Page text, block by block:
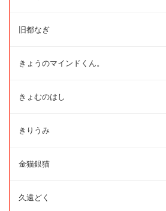
旧都なぎ
きょうのマインドくん。
きょむのはし
きりうみ
金猫銀猫
久遠どく